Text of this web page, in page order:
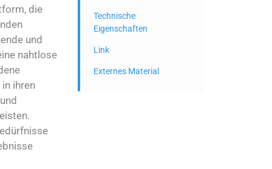
die
und
nahtlose
ihren
Technische
Eigenschaften
Link
Externes Material